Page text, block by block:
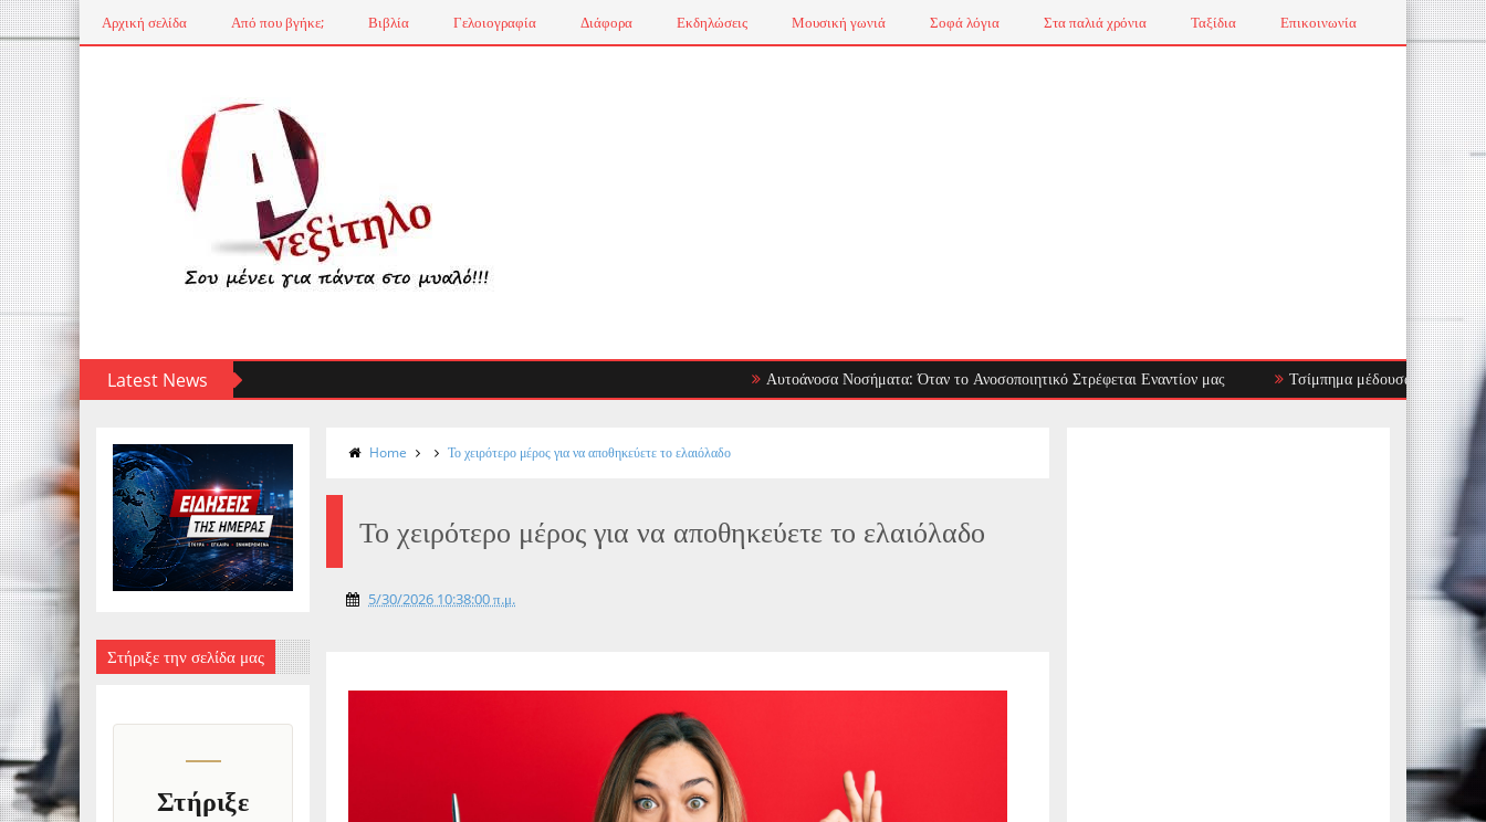
Αρχική σελίδα Από που βγήκε; Βιβλία Γελοιογραφία Διάφορα Εκδηλώσεις Μουσική γωνιά Σοφά λόγια Στα παλιά χρόνια Ταξίδια Επικοινωνία
Latest News Αυτοάνοσα Νοσήματα: Όταν το Ανοσοποιητικό Στρέφεται Εναντίον μας Τσίμπημα μέδουσας: πρώτες
Στήριξε την σελίδα μας
Στήριξε
Home Το χειρότερο μέρος για να αποθηκεύετε το ελαιόλαδο
Το χειρότερο μέρος για να αποθηκεύετε το ελαιόλαδο
5/30/2026 10:38:00 π.μ.